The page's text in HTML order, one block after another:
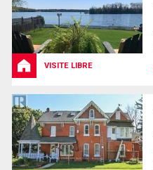
VISITE LIBRE